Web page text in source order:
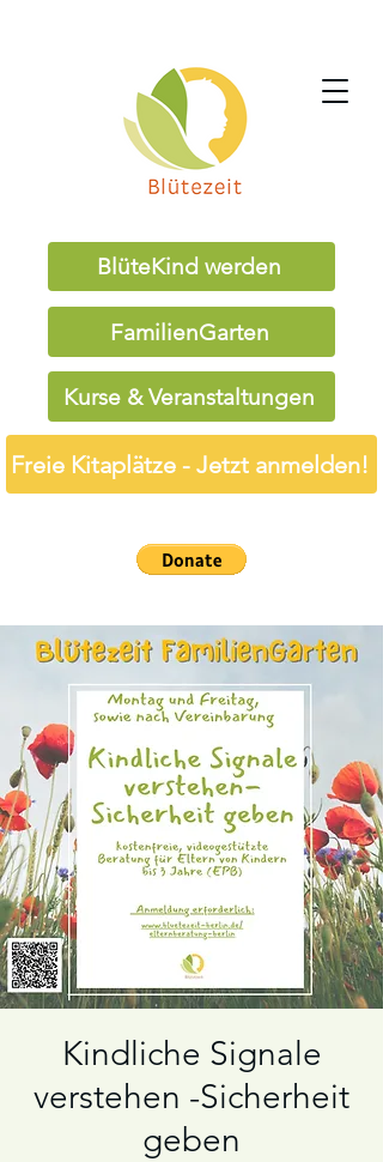
BlüteKind werden
FamilienGarten
Kurse & Veranstaltungen
Freie Kitaplätze - Jetzt anmelden!
Kindliche Signale
verstehen -Sicherheit
geben